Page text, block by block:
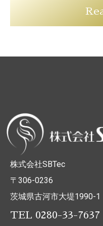
株式会社SBTec
〒306-0236
茨城県古河市大堤1990-1
TEL 0280-33-7637